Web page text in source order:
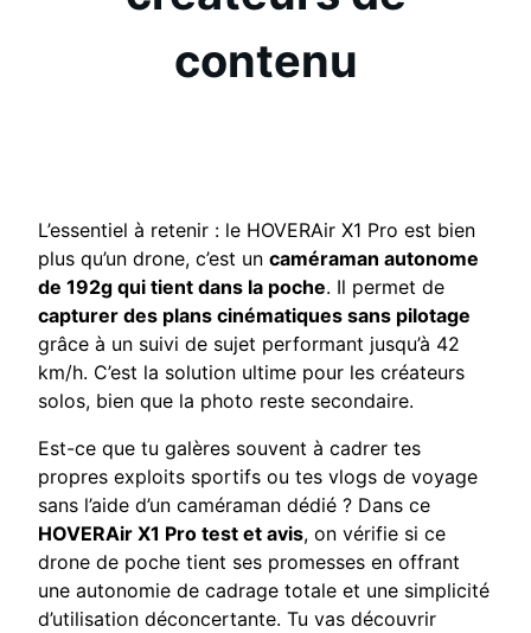
contenu
L’essentiel à retenir : le HOVERAir X1 Pro est bien
plus qu’un drone, c’est un caméraman autonome
de 192g qui tient dans la poche. Il permet de
capturer des plans cinématiques sans pilotage
grâce à un suivi de sujet performant jusqu’à 42
km/h. C’est la solution ultime pour les créateurs
solos, bien que la photo reste secondaire.
Est-ce que tu galères souvent à cadrer tes
propres exploits sportifs ou tes vlogs de voyage
sans l’aide d’un caméraman dédié ? Dans ce
HOVERAir X1 Pro test et avis, on vérifie si ce
drone de poche tient ses promesses en offrant
une autonomie de cadrage totale et une simplicité
d’utilisation déconcertante. Tu vas découvrir